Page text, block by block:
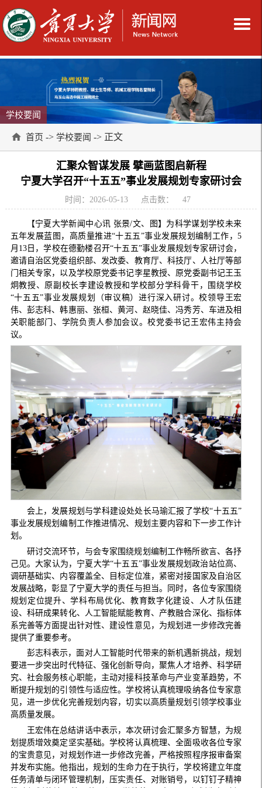
学校要闻
首页 -> 学校要闻 -> 正文
汇聚众智谋发展 擘画蓝图启新程
宁夏大学召开“十五五”事业发展规划专家研讨会
时间：2026-05-13 点击数： 47
【宁夏大学新闻中心讯 张景/文、图】为科学谋划学校未来
五年发展蓝图，高质量推进“十五五”事业发展规划编制工作，5
月13日，学校在德勤楼召开“十五五”事业发展规划专家研讨会，
邀请自治区党委组织部、发改委、教育厅、科技厅、人社厅等部
门相关专家，以及学校原党委书记李星教授、原党委副书记王玉
炯教授、原副校长李建设教授和学校部分学科骨干，围绕学校
“十五五”事业发展规划（审议稿）进行深入研讨。校领导王宏
伟、彭志科、韩惠丽、张桓、黄河、赵晓佳、冯秀芳、车进及相
关职能部门、学院负责人参加会议。校党委书记王宏伟主持会
议。
会上，发展规划与学科建设处处长马瑜汇报了学校“十五五”
事业发展规划编制工作推进情况、规划主要内容和下一步工作计
划。
研讨交流环节，与会专家围绕规划编制工作畅所欲言、各抒
己见。大家认为，宁夏大学“十五五”事业发展规划政治站位高、
调研基础实、内容覆盖全、目标定位准，紧密对接国家及自治区
发展战略，彰显了宁夏大学的责任与担当。同时，各位专家围绕
规划定位提升、学科布局优化、教育数字化建设、人才队伍建
设、科研成果转化、人工智能赋能教育、产教融合深化、指标体
系完善等方面提出针对性、建设性意见，为规划进一步修改完善
提供了重要参考。
彭志科表示，面对人工智能时代带来的新机遇新挑战，规划
要进一步突出时代特征、强化创新导向，聚焦人才培养、科学研
究、社会服务核心职能，主动对接科技革命与产业变革趋势，不
断提升规划的引领性与适应性。学校将认真梳理吸纳各位专家意
见，进一步优化完善规划内容，切实以高质量规划引领学校事业
高质量发展。
王宏伟在总结讲话中表示，本次研讨会汇聚多方智慧，为规
划提质增效奠定坚实基础。学校将认真梳理、全面吸收各位专家
的宝贵意见，对规划作进一步修改完善，严格按照程序报审备案
并发布实施。他指出，规划的生命力在于执行，学校将建立年度
任务清单与闭环管理机制，压实责任、对账销号，以钉钉子精神